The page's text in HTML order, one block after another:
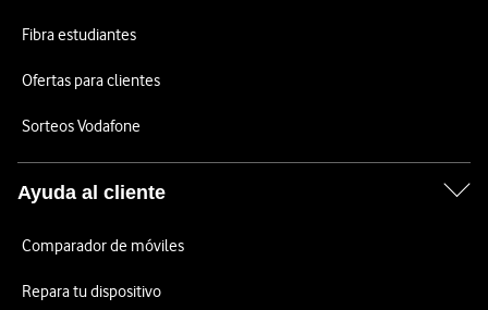
Fibra estudiantes
Ofertas para clientes
Sorteos Vodafone
Ayuda al cliente
Comparador de móviles
Repara tu dispositivo